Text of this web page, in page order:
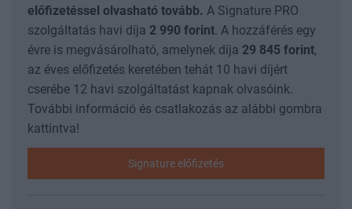
előfizetéssel olvasható tovább. A Signature PRO
szolgáltatás havi díja 2 990 forint. A hozzáférés egy
évre is megvásárolható, amelynek díja 29 845 forint,
az éves előfizetés keretében tehát 10 havi díjért
cserébe 12 havi szolgáltatást kapnak olvasóink.
További információ és csatlakozás az alábbi gombra
kattintva!
Signature előfizetés